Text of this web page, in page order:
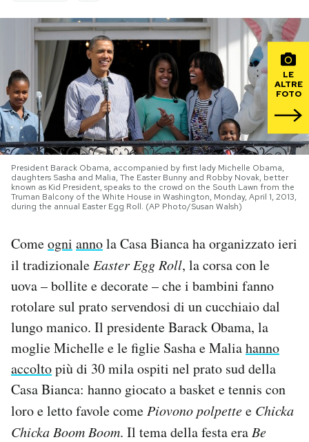
Economia
Sport
Altrecose
Mondiali calcio 2026
PODCAST
I MIEI PREFERITI
SHOP
AREA PERSONALE
Area Personale
Newsletter
Notifiche mobile
LE
ALTRE
FOTO
President Barack Obama, accompanied by first lady Michelle Obama,
daughters Sasha and Malia, The Easter Bunny and Robby Novak, better
known as Kid President, speaks to the crowd on the South Lawn from the
Truman Balcony of the White House in Washington, Monday, April 1, 2013,
during the annual Easter Egg Roll. (AP Photo/Susan Walsh)
Comeogni annola Casa Bianca ha organizzato ieri
il tradizionale Easter Egg Roll, la corsa con le
uova – bollite e decorate – che i bambini fanno
rotolare sul prato servendosi di un cucchiaio dal
lungo manico. Il presidente Barack Obama, la
moglie Michelle e le figlie Sasha e Maliahanno
accoltopiù di 30 mila ospiti nel prato sud della
Casa Bianca: hanno giocato a basket e tennis con
loro e letto favole come Piovono polpettee Chicka
Chicka Boom Boom. Il tema della festa era Be